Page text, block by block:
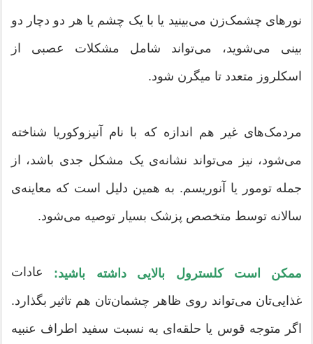
نورهای چشمک‌زن می‌بینید یا با یک چشم یا هر دو دچار دو
بینی می‌شوید، می‌تواند شامل مشکلات عصبی از
اسکلروز متعدد تا میگرن شود.
مردمک‌های غیر هم اندازه که با نام آنیزوکوریا شناخته
می‌شود، نیز می‌تواند نشانه‌ی یک مشکل جدی باشد، از
جمله تومور یا آنوریسم. به همین دلیل است که معاینه‌ی
سالانه توسط متخصص پزشک بسیار توصیه می‌شود.
ممکن است کلسترول بالایی داشته باشید: عادات
غذایی‌تان می‌تواند روی ظاهر چشمان‌تان هم تاثیر بگذارد.
اگر متوجه قوس یا حلقه‌ای به نسبت سفید اطراف عنبیه